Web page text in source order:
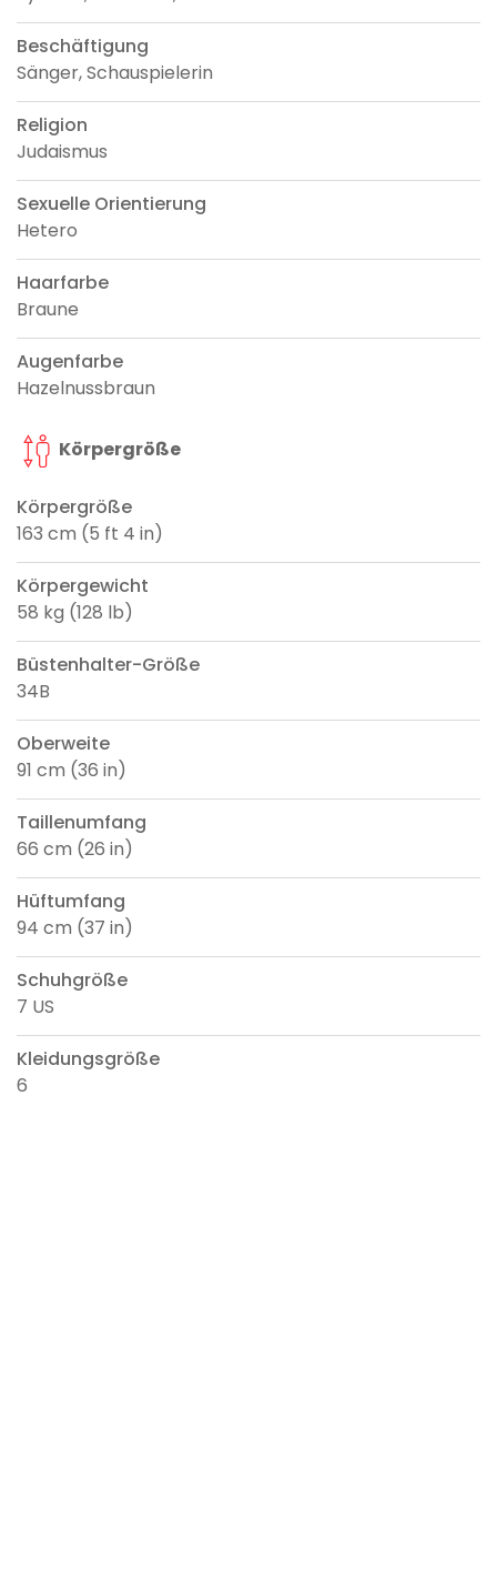
Beschäftigung
Sänger, Schauspielerin
Religion
Judaismus
Sexuelle Orientierung
Hetero
Haarfarbe
Braune
Augenfarbe
Hazelnussbraun
Körpergröße
Körpergröße
163 cm (5 ft 4 in)
Körpergewicht
58 kg (128 lb)
Büstenhalter-Größe
34B
Oberweite
91 cm (36 in)
Taillenumfang
66 cm (26 in)
Hüftumfang
94 cm (37 in)
Schuhgröße
7 US
Kleidungsgröße
6